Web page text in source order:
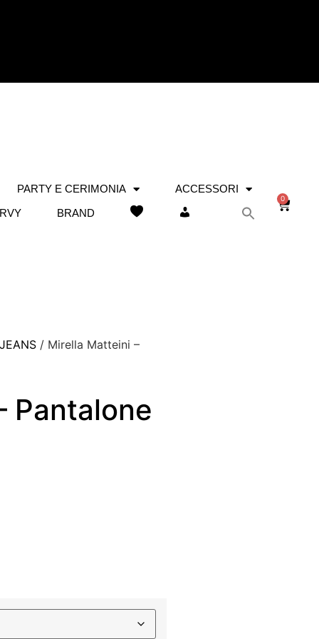
PARTY E CERIMONIA
ACCESSORI
BRAND WISHLIST IL MIO ACCOUNT
0
/ Mirella Matteini –
Pantalone